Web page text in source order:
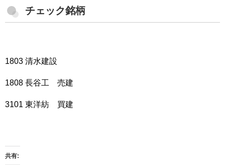
チェック銘柄
1803 清水建設
1808 長谷工 売建
3101 東洋紡 買建
共有: